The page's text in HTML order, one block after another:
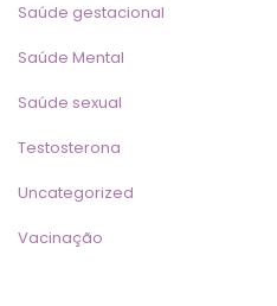
Saúde gestacional
Saúde Mental
Saúde sexual
Testosterona
Uncategorized
Vacinação